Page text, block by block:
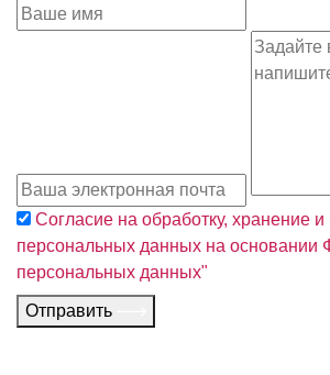
Согласие на обработку, хранение
персональных данных на
персональных данных"
Отправить